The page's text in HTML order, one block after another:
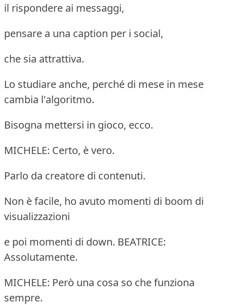
il rispondere ai messaggi,
pensare a una caption per i social,
che sia attrattiva.
Lo studiare anche, perché di mese in mese
cambia l'algoritmo.
Bisogna mettersi in gioco, ecco.
MICHELE: Certo, è vero.
Parlo da creatore di contenuti.
Non è facile, ho avuto momenti di boom di
visualizzazioni
e poi momenti di down. BEATRICE:
Assolutamente.
MICHELE: Però una cosa so che funziona
sempre.